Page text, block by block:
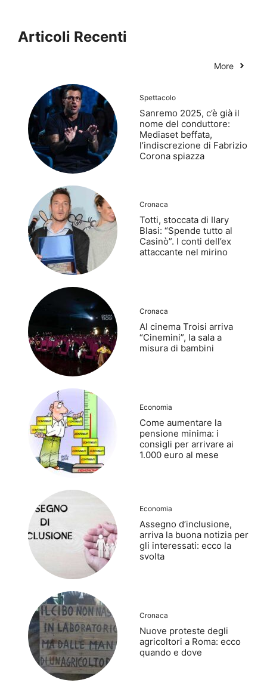
Articoli Recenti
More
Spettacolo
Sanremo 2025, c’è già il
nome del conduttore:
Mediaset beffata,
l’indiscrezione di Fabrizio
Corona spiazza
Cronaca
Totti, stoccata di Ilary
Blasi: “Spende tutto al
Casinò”. I conti dell’ex
attaccante nel mirino
Cronaca
Al cinema Troisi arriva
“Cinemini”, la sala a
misura di bambini
Economia
Come aumentare la
pensione minima: i
consigli per arrivare ai
1.000 euro al mese
Economia
Assegno d’inclusione,
arriva la buona notizia per
gli interessati: ecco la
svolta
Cronaca
Nuove proteste degli
agricoltori a Roma: ecco
quando e dove